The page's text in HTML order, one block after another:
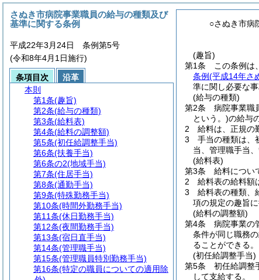
○さぬき市病
(趣旨)
第1条
この条例は
条例(平成14年さ
準に関し必要な
(給与の種類)
第2条
病院事業職
という。)の給与
2
給料は、正規の
3
手当の種類は、
当、管理職手当
(給料表)
第3条
給料につい
2
給料表の給料額
3
給料表の種類、
項の規定の趣旨
(給料の調整額)
第4条
病院事業の
条件が同じ職務
ることができる。
(初任給調整手当)
第5条
初任給調整
して支給する。
さぬき市病院事業職員の給与の種類及び
基準に関する条例
平成22年3月24日 条例第5号
(令和8年4月1日施行)
条項目次
沿革
本則
第1条(趣旨)
第2条(給与の種類)
第3条(給料表)
第4条(給料の調整額)
第5条(初任給調整手当)
第6条(扶養手当)
第6条の2(地域手当)
第7条(住居手当)
第8条(通勤手当)
第9条(特殊勤務手当)
第10条(時間外勤務手当)
第11条(休日勤務手当)
第12条(夜間勤務手当)
第13条(宿日直手当)
第14条(管理職手当)
第15条(管理職員特別勤務手当)
第16条(特定の職員についての適用除